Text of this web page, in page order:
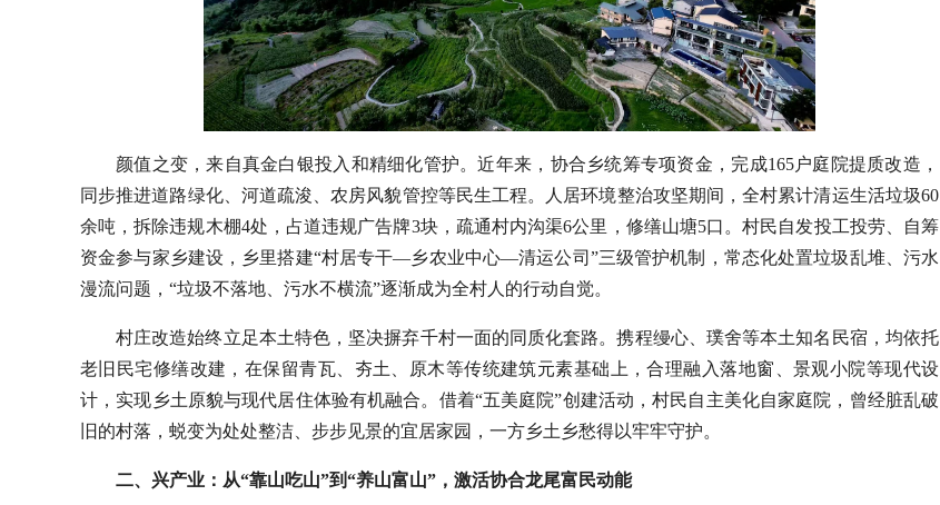
颜值之变，来自真金白银投入和精细化管护。近年来，协合乡统筹专项资金，完成165户庭院提质改造，
同步推进道路绿化、河道疏浚、农房风貌管控等民生工程。人居环境整治攻坚期间，全村累计清运生活垃圾60
余吨，拆除违规木棚4处，占道违规广告牌3块，疏通村内沟渠6公里，修缮山塘5口。村民自发投工投劳、自筹
资金参与家乡建设，乡里搭建“村居专干—乡农业中心—清运公司”三级管护机制，常态化处置垃圾乱堆、污水
漫流问题，“垃圾不落地、污水不横流”逐渐成为全村人的行动自觉。
村庄改造始终立足本土特色，坚决摒弃千村一面的同质化套路。携程缦心、璞舍等本土知名民宿，均依托
老旧民宅修缮改建，在保留青瓦、夯土、原木等传统建筑元素基础上，合理融入落地窗、景观小院等现代设
计，实现乡土原貌与现代居住体验有机融合。借着“五美庭院”创建活动，村民自主美化自家庭院，曾经脏乱破
旧的村落，蜕变为处处整洁、步步见景的宜居家园，一方乡土乡愁得以牢牢守护。
二、兴产业：从“靠山吃山”到“养山富山”，激活协合龙尾富民动能